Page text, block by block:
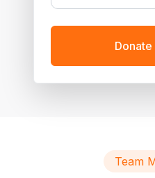
Team